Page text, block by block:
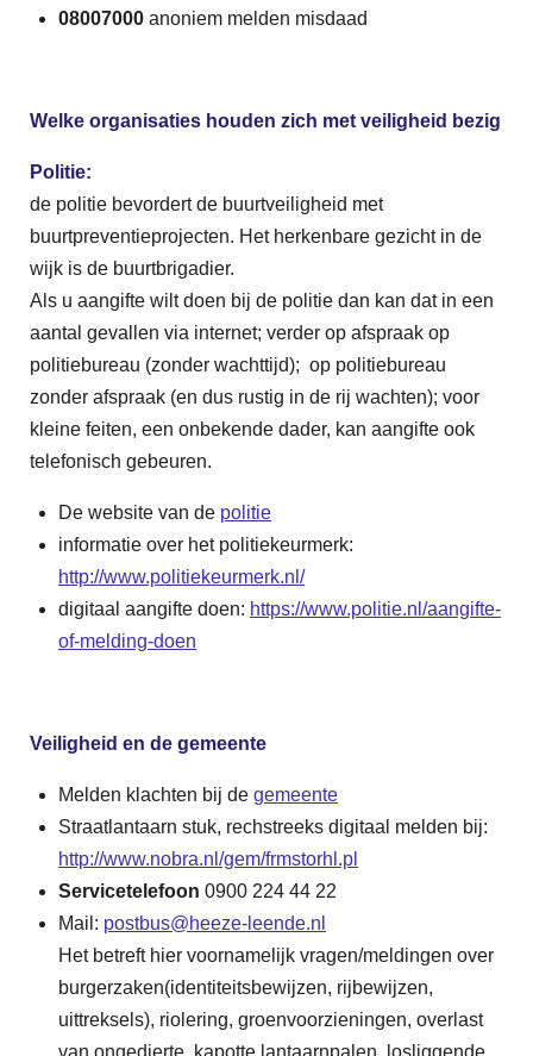
08007000 anoniem melden misdaad
Welke organisaties houden zich met veiligheid bezig
Politie:
de politie bevordert de buurtveiligheid met
buurtpreventieprojecten. Het herkenbare gezicht in de
wijk is de buurtbrigadier.
Als u aangifte wilt doen bij de politie dan kan dat in een
aantal gevallen via internet; verder op afspraak op
politiebureau (zonder wachttijd); op politiebureau
zonder afspraak (en dus rustig in de rij wachten); voor
kleine feiten, een onbekende dader, kan aangifte ook
telefonisch gebeuren.
De website van de politie
informatie over het politiekeurmerk:
http://www.politiekeurmerk.nl/
digitaal aangifte doen: https://www.politie.nl/aangifte-
of-melding-doen
Veiligheid en de gemeente
Melden klachten bij de gemeente
Straatlantaarn stuk, rechstreeks digitaal melden bij:
http://www.nobra.nl/gem/frmstorhl.pl
Servicetelefoon 0900 224 44 22
Mail: postbus@heeze-leende.nl
Het betreft hier voornamelijk vragen/meldingen over
burgerzaken(identiteitsbewijzen, rijbewijzen,
uittreksels), riolering, groenvoorzieningen, overlast
van ongedierte, kapotte lantaarnpalen, losliggende